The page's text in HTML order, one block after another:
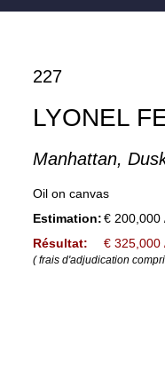
227
LYONEL
Manhattan,
Oil on canvas
Estimation: € 200,000
Résultat:
€ 325,000
( frais d'adjudication